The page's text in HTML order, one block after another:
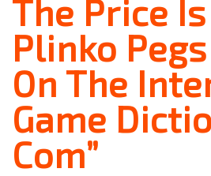
The Price
Plinko
On The
Game
Com”